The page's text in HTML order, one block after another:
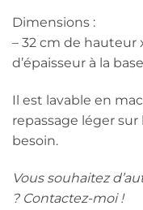
Dimensions :
– 32 cm de hauteur
d’épaisseur à la
Il est lavable en
repassage léger sur
besoin.
Vous souhaitez
? Contactez-moi !